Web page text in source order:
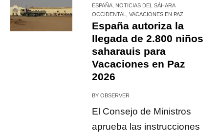
ESPAÑA NOTICIAS DEL SÁHARA
OCCIDENTAL
,VACACIONES EN PAZ
España autoriza la
llegada de 2.800 niños
saharauis para
Vacaciones en Paz
2026
BYOBSERVER
El Consejo de Ministros
aprueba las instrucciones